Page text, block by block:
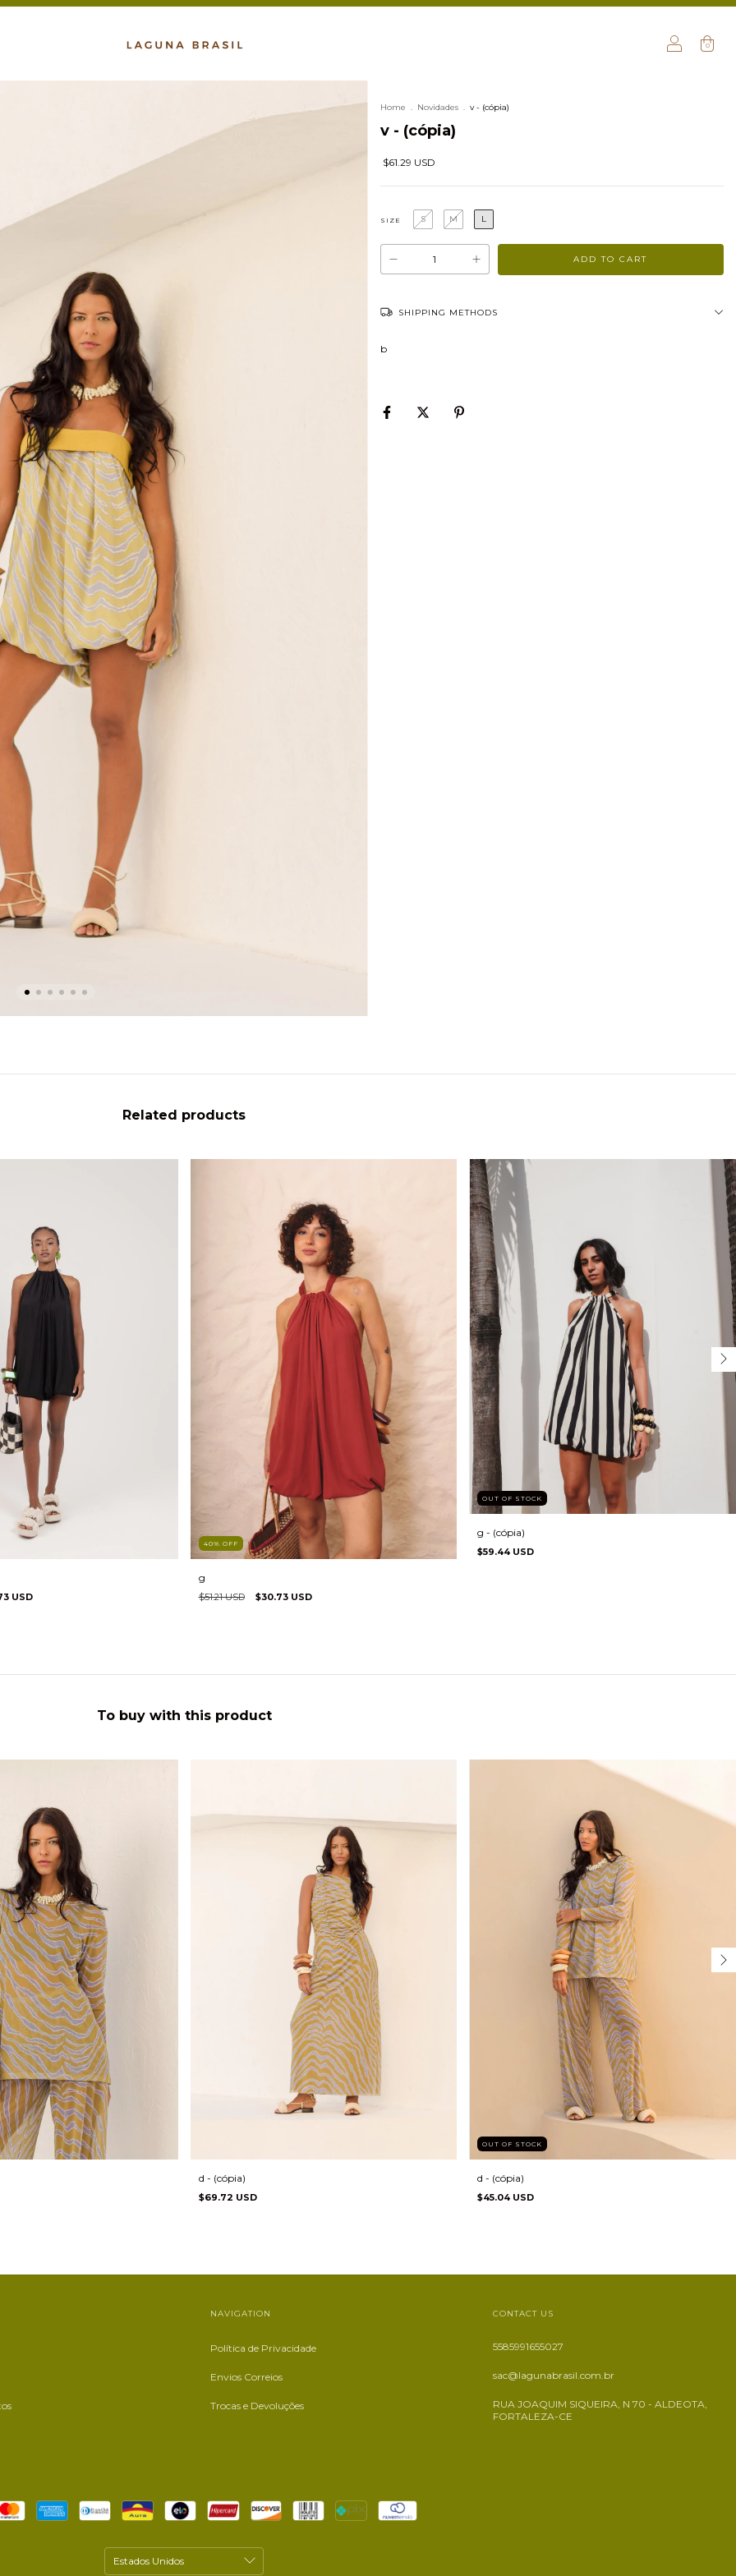
0
Home . Novidades . v - (cópia)
v - (cópia)
$61.29 USD
SIZE S M L
SHIPPING METHODS
b
Related products
USD
40% OFF
g
$51.21 USD $30.73 USD
OUT OF STOCK
g - (cópia)
$59.44 USD
To buy with this product
d - (cópia)
$69.72 USD
OUT OF STOCK
d - (cópia)
$45.04 USD
NAVIGATION
Política de Privacidade
Envios Correios
Trocas e Devoluções
CONTACT US
5585991655027
sac@lagunabrasil.com.br
RUA JOAQUIM SIQUEIRA, N 70 - ALDEOTA,
FORTALEZA-CE